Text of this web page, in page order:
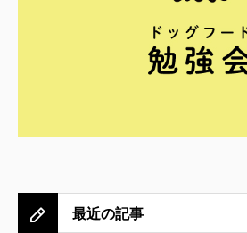
最近の記事